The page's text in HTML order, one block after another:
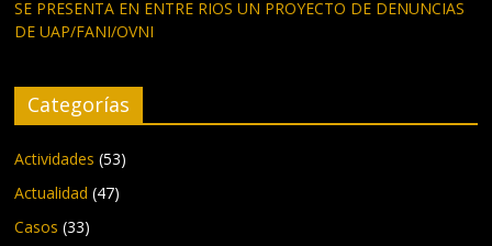
SE PRESENTA EN ENTRE RIOS UN PROYECTO DE DENUNCIAS
DE UAP/FANI/OVNI
Categorías
Actividades (53)
Actualidad (47)
Casos (33)